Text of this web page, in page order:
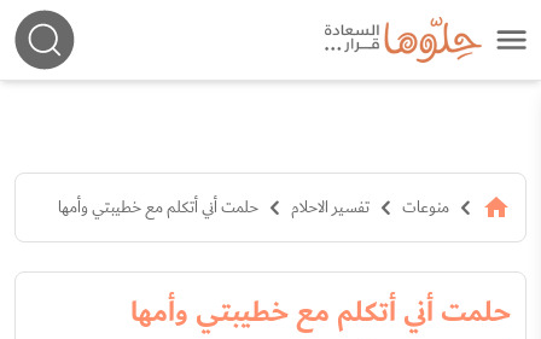
منوعات تفسير الاحلام حلمت أني أتكلم مع خطيبتي وأمها
حلمت أني أتكلم مع خطيبتي وأمها